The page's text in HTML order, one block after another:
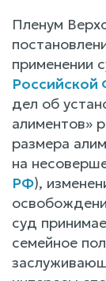
Пленум
применении
дел об
алиментов»
размера
на
РФ),
суд
семейное